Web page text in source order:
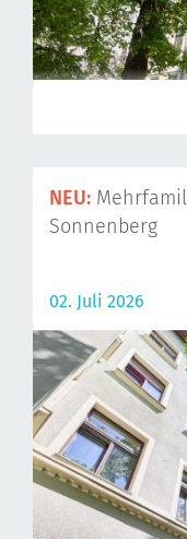
NEU:
Sonnenberg
02. Juli 2026